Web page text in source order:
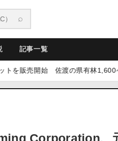
⌕
記事一覧
始 佐渡の県有林1,600ヘクタール
Corporation、